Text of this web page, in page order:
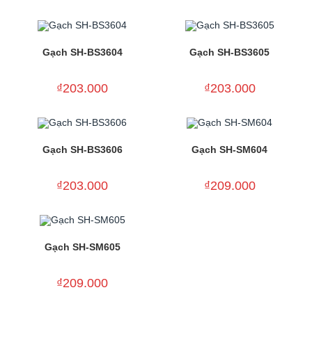
Gạch SH-BS3604
₫203.000
Gạch SH-BS3605
₫203.000
Gạch SH-BS3606
₫203.000
Gạch SH-SM604
₫209.000
Gạch SH-SM605
₫209.000